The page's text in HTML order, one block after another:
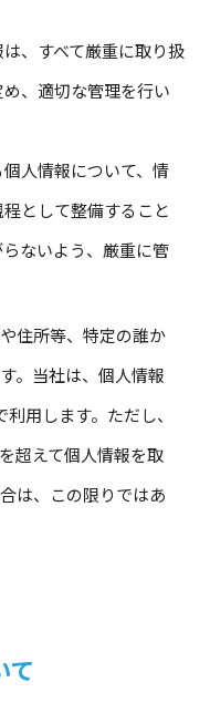
、すべて厳重に取り扱
、適切な管理を行い
人情報について、情
として整備すること
ないよう、厳重に管
住所等、特定の誰か
。当社は、個人情報
用します。ただし、
超えて個人情報を取
は、この限りではあ
て